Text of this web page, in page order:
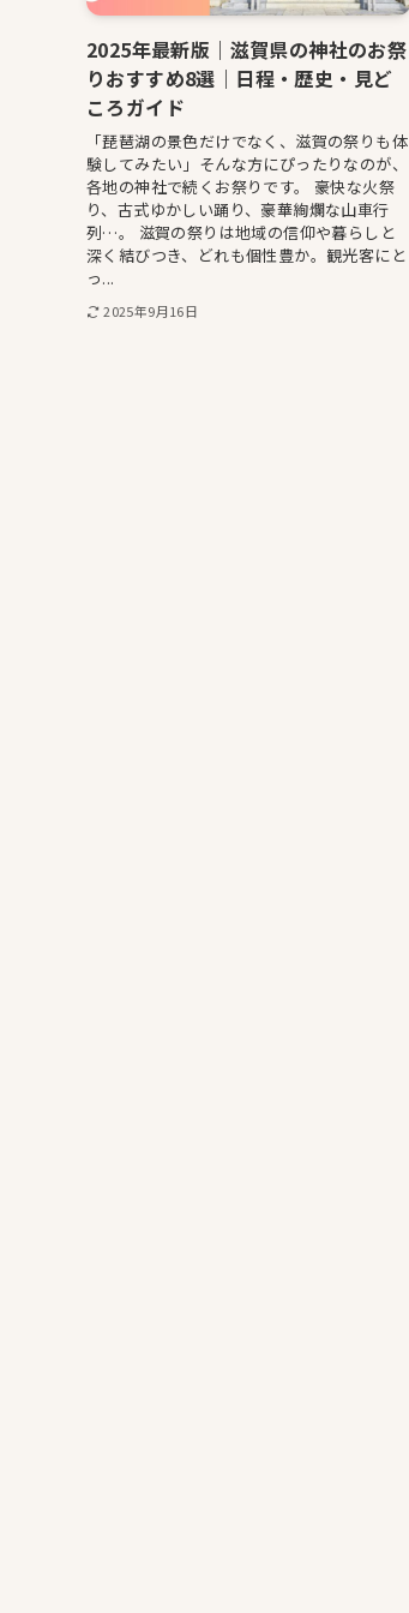
2025年最新版｜滋賀県の神社のお祭
りおすすめ8選｜日程・歴史・見ど
ころガイド
「琵琶湖の景色だけでなく、滋賀の祭りも体
験してみたい」そんな方にぴったりなのが、
各地の神社で続くお祭りです。 豪快な火祭
り、古式ゆかしい踊り、豪華絢爛な山車行
列…。 滋賀の祭りは地域の信仰や暮らしと
深く結びつき、どれも個性豊か。観光客にと
っ...
2025年9月16日